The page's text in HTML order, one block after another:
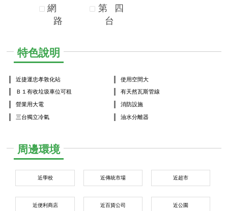
網
路
第
四
台
特色說明
近捷運忠孝敦化站
Ｂ１有收垃圾車位可租
營業用大電
三台獨立冷氣
使用空間大
有天然瓦斯管線
消防設施
油水分離器
周邊環境
近學校 近傳統市場 近超市
近便利商店 近百貨公司 近公園